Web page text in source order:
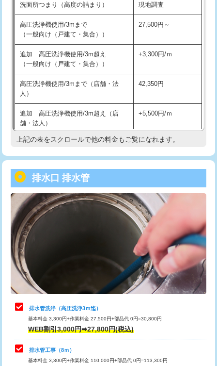
バスタブ設置 現場見積
追加人工 16,500円
廃棄・処分
※給水管工事は20mmまでの価格です。
給水管工事※（ホール加工) 16,500円
給水管工事※（バンド止め)
給水管工事※（支持金具設置) 5,500円
給水管工事※（保温材使用（バンド止
め込み）)
5,500円
給水管工事※（土の掘削・埋め戻し作
業)
11,000円
給水管工事※（塩ビ管（VP・HI）使
用/3ｍまで)
用（追加）/3ｍ超え)
給水管工事※（ライニング鋼管・銅
管・ポリ管・HT管使用/3ｍまで)
44,000円
給水管工事※（ライニング鋼管・銅
管・ポリ管・HT管使用/3ｍ超え)
+8,800円
排水管工事（土の掘削・埋め戻し作
業）
11,000円~
排水管工事（排水管工事/3ｍまで） 55,000円
排水管工事（追加 排水管工事/3ｍ超
え）
マス交換（土の掘削・埋め戻し作業）
マス交換（深さ50㎝未満）
洗面所つまり（高度の詰まり） 現地調査
高圧洗浄機使用/3mまで
（一般向け（戸建て・集合））
27,500円～
追加 高圧洗浄機使用/3m超え
（一般向け（戸建て・集合））
+3,300円/ｍ
高圧洗浄機使用/3mまで（店舗・法
人）
42,350円
追加 高圧洗浄機使用/3m超え（店
舗・法人）
+5,500円/ｍ
高度高圧洗浄換 現地調査
トーラー機使用/3mまで
追加トーラー機使用/3m超え +3,300円
カメラ調査 33,000円
桝清掃 8,800円
止水・漏水調査・防水処理・清掃・修
理・調整・分解・加工など（軽作業）
11,000円
止水・漏水調査・防水処理・清掃・修
理・調整・分解・加工など（中作業）
22,000円
止水・漏水調査・防水処理・清掃・修
理・調整・分解・加工など（重作業）
33,000円
その他部品の脱着
上記の表をスクロールで他の料金もご覧になれます。
排水口 排水管
排水管洗浄（高圧洗浄3ｍ迄）
基本料金 3,300円+作業料金 27,500円+部品代 0円=30,800円
WEB割引3,000円➡27,800円(税込)
排水管工事（8ｍ）
基本料金 3,300円+作業料金 110,000円+部品代 0円=113,300円